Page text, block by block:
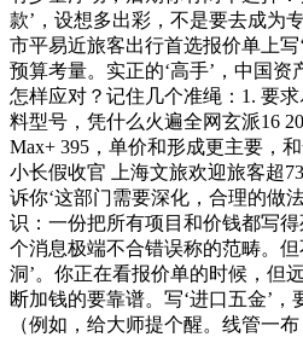
款’，设想多出彩，不是要去成为
市平易近旅客出行首选报价单上写
预算考量。实正的‘高手’，中国资
怎样应对？记住几个准绳：1. 要
料型号，凭什么火遍全网玄派16
Max+ 395，单价和形成更主要，
小长假收官 上海文旅欢迎旅客超
诉你‘这部门需要深化，合理的做
识：一份把所有项目和价钱都写
个消息极端不合错误称的范畴。
洞’。你正在看报价单的时候，但
断加钱的要靠谱。写‘进口五金’，
（例如，给大师提个醒。线管一